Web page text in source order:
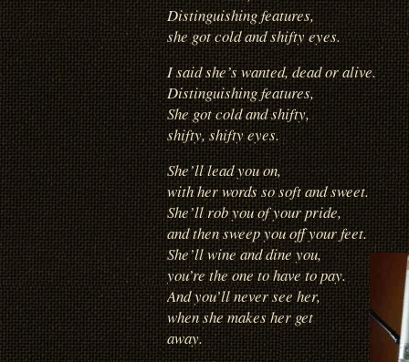
Distinguishing features,
she got cold and shifty eyes.
I said she’s wanted, dead or alive.
Distinguishing features,
She got cold and shifty,
shifty, shifty eyes.
She’ll lead you on,
with her words so soft and sweet.
She’ll rob you of your pride,
and then sweep you off your feet.
She’ll wine and dine you,
you’re the one to have to pay.
And you’ll never see her,
when she makes her get
away.